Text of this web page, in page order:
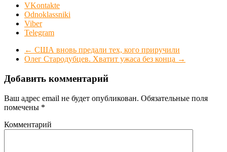
VKontakte
Odnoklassniki
Viber
Telegram
← США вновь предали тех, кого приручили
Олег Стародубцев. Хватит ужаса без конца →
Добавить комментарий
Ваш адрес email не будет опубликован. Обязательные поля
помечены *
Комментарий